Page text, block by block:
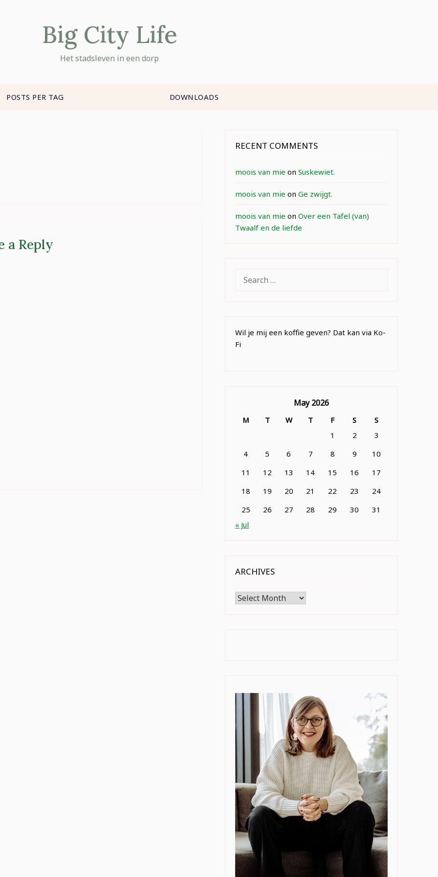
Big City Life
Het stadsleven in een dorp
POSTS PER TAG DOWNLOADS
a Reply
RECENT COMMENTS
moois van mie on Suskewiet.
moois van mie on Ge zwijgt.
moois van mie on Over een Tafel (van)
Twaalf en de liefde
FOR:
Wil je mij een koffie geven? Dat kan via Ko-
Fi
May 2026
M T W T F S
S
1
2
3
4
5 6 7 8 9
10
11
12 13 14 15 16
17
18
19 20 21 22 23
24
25
26 27 28 29 30
31
« Jul
ARCHIVES
Archives